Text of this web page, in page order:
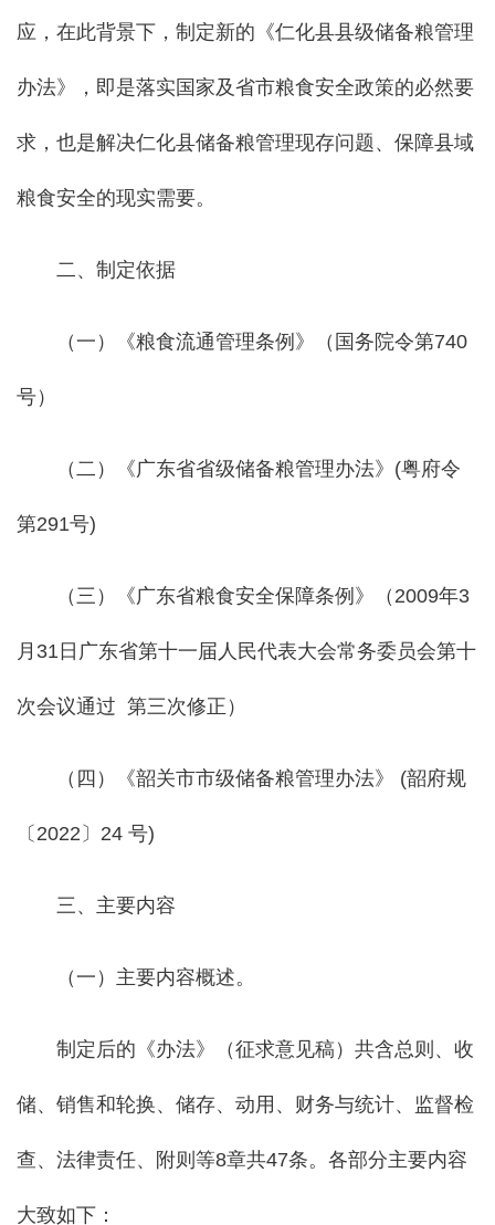
应，在此背景下，制定新的《仁化县县级储备粮管理
办法》，即是落实国家及省市粮食安全政策的必然要
求，也是解决仁化县储备粮管理现存问题、保障县域
粮食安全的现实需要。
二、制定依据
（一）《粮食流通管理条例》（国务院令第740
号）
（二）《广东省省级储备粮管理办法》(粤府令
第291号)
（三）《广东省粮食安全保障条例》（2009年3
月31日广东省第十一届人民代表大会常务委员会第十
次会议通过 第三次修正）
（四）《韶关市市级储备粮管理办法》 (韶府规
〔2022〕24 号)
三、主要内容
（一）主要内容概述。
制定后的《办法》（征求意见稿）共含总则、收
储、销售和轮换、储存、动用、财务与统计、监督检
查、法律责任、附则等8章共47条。各部分主要内容
大致如下：